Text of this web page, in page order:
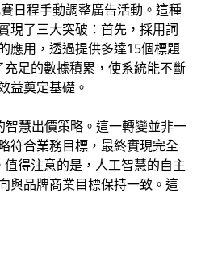
日程手動調整廣告活動。這種
現了三大突破：首先，採用詞
應用，透過提供多達15個標題
足的數據積累，使系統能不斷
益奠定基礎。
慧出價策略。這一轉變並非一
符合業務目標，最終實現完全
得注意的是，人工智慧的自主
與品牌商業目標保持一致。這